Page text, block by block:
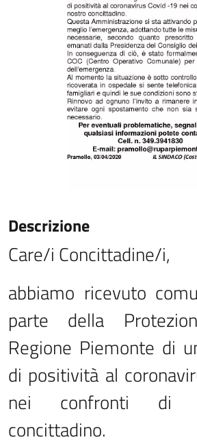
Descrizione
Care/i Concittadine/i,
abbiamo ricevuto
parte della
Regione Piemonte di
di positività al
nei confronti di
concittadino.